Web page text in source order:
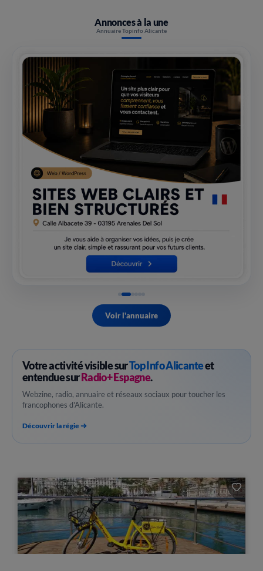
Annonces à la une
Annuaire Topinfo Alicante
Voir l'annuaire
Votre activité visible surTop Info Alicanteet
entendue surRadio+ Espagne.
Webzine, radio, annuaire et réseaux sociaux pour toucher les
francophones d'Alicante.
Découvrir la régie